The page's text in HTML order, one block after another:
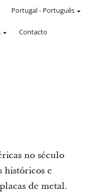
Contacto
Portugal- Português
no século
históricos e
de metal.